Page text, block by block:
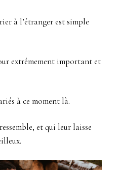
à l’étranger est simple
extrêmement important et
à ce moment là.
et qui leur laisse